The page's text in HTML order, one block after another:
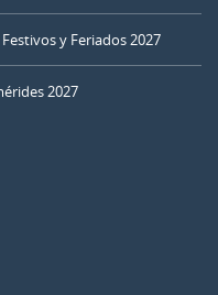
Festivos y Feriados 2027
2027